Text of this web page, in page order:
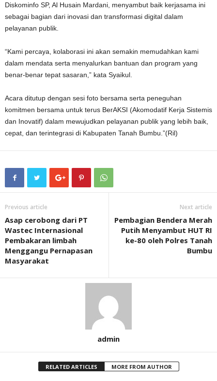
Diskominfo SP, Al Husain Mardani, menyambut baik kerjasama ini
sebagai bagian dari inovasi dan transformasi digital dalam
pelayanan publik.
“Kami percaya, kolaborasi ini akan semakin memudahkan kami
dalam mendata serta menyalurkan bantuan dan program yang
benar-benar tepat sasaran,” kata Syaikul.
Acara ditutup dengan sesi foto bersama serta peneguhan
komitmen bersama untuk terus BerAKSI (Akomodatif Kerja Sistemis
dan Inovatif) dalam mewujudkan pelayanan publik yang lebih baik,
cepat, dan terintegrasi di Kabupaten Tanah Bumbu.”(Ril)
Previous article
Asap cerobong dari PT
Wastec Internasional
Pembakaran limbah
Menggangu Pernapasan
Masyarakat
Next article
Pembagian Bendera Merah
Putih Menyambut HUT RI
ke-80 oleh Polres Tanah
Bumbu
admin
RELATED ARTICLES MORE FROM AUTHOR